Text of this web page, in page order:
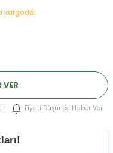
kargoda!
VER
Fiyatı Düşünce Haber Ver